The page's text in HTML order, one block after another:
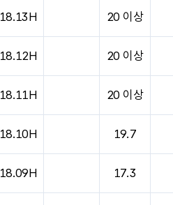
18.13H 20 이상
18.12H 20 이상
18.11H 20 이상
18.10H 19.7
18.09H 17.3